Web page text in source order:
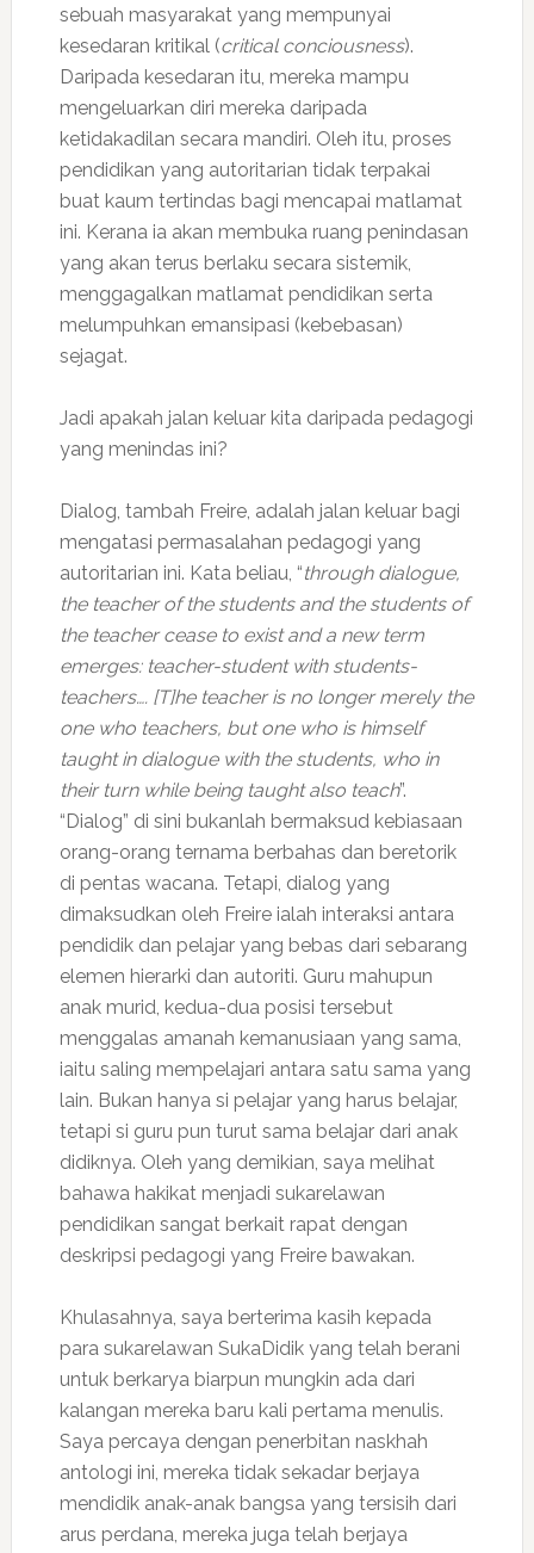
sebuah masyarakat yang mempunyai
kesedaran kritikal (critical conciousness).
Daripada kesedaran itu, mereka mampu
mengeluarkan diri mereka daripada
ketidakadilan secara mandiri. Oleh itu, proses
pendidikan yang autoritarian tidak terpakai
buat kaum tertindas bagi mencapai matlamat
ini. Kerana ia akan membuka ruang penindasan
yang akan terus berlaku secara sistemik,
menggagalkan matlamat pendidikan serta
melumpuhkan emansipasi (kebebasan)
sejagat.
Jadi apakah jalan keluar kita daripada pedagogi
yang menindas ini?
Dialog, tambah Freire, adalah jalan keluar bagi
mengatasi permasalahan pedagogi yang
autoritarian ini. Kata beliau, “through dialogue,
the teacher of the students and the students of
the teacher cease to exist and a new term
emerges: teacher-student with students-
teachers…. [T]he teacher is no longer merely the
one who teachers, but one who is himself
taught in dialogue with the students, who in
their turn while being taught also teach”.
“Dialog” di sini bukanlah bermaksud kebiasaan
orang-orang ternama berbahas dan beretorik
di pentas wacana. Tetapi, dialog yang
dimaksudkan oleh Freire ialah interaksi antara
pendidik dan pelajar yang bebas dari sebarang
elemen hierarki dan autoriti. Guru mahupun
anak murid, kedua-dua posisi tersebut
menggalas amanah kemanusiaan yang sama,
iaitu saling mempelajari antara satu sama yang
lain. Bukan hanya si pelajar yang harus belajar,
tetapi si guru pun turut sama belajar dari anak
didiknya. Oleh yang demikian, saya melihat
bahawa hakikat menjadi sukarelawan
pendidikan sangat berkait rapat dengan
deskripsi pedagogi yang Freire bawakan.
Khulasahnya, saya berterima kasih kepada
para sukarelawan SukaDidik yang telah berani
untuk berkarya biarpun mungkin ada dari
kalangan mereka baru kali pertama menulis.
Saya percaya dengan penerbitan naskhah
antologi ini, mereka tidak sekadar berjaya
mendidik anak-anak bangsa yang tersisih dari
arus perdana, mereka juga telah berjaya